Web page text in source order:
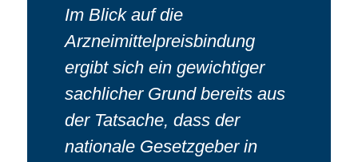
Im Blick auf die
Arzneimittelpreisbindung
ergibt sich ein gewichtiger
sachlicher Grund bereits aus
der Tatsache, dass der
nationale Gesetzgeber in